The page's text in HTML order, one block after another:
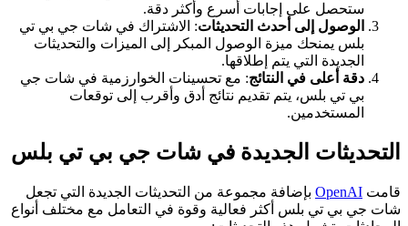
ستحصل على إجابات أسرع وأكثر دقة.
الوصول إلى أحدث التحديثات: الاشتراك في شات جي بي تي
بلس يمنحك ميزة الوصول المبكر إلى الميزات والتحديثات
الجديدة التي يتم إطلاقها.
دقة أعلى في النتائج: مع تحسينات الخوارزمية في شات جي
بي تي بلس، يتم تقديم نتائج أدق وأقرب إلى توقعات
المستخدمين.
التحديثات الجديدة في شات جي بي تي بلس
قامت OpenAI بإضافة مجموعة من التحديثات الجديدة التي تجعل
شات جي بي تي بلس أكثر فعالية وقوة في التعامل مع مختلف أنواع